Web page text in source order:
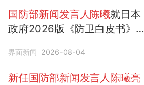
国防部新闻发言人陈曦就日本
政府2026版《防卫白皮书》答
界面新闻 2026-08-04
新任国防部新闻发言人陈曦亮